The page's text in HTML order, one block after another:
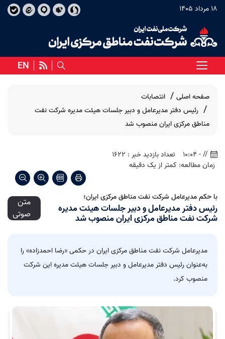
18 مرداد 1405
EN
صفحه اصلی
انتصابات
رئیس دفتر مدیرعامل و دبیر جلسات هیئت مدیره شرکت نفت
مناطق مرکزی ایران منصوب شد
// - 10:04
تعداد بازدید خبر : 1622
زمان مطالعه: کمتر از یک دقیقه
با حکم مدیرعامل شرکت نفت مناطق مرکزی ایران؛
رئیس دفتر مدیرعامل و دبیر جلسات هیئت مدیره
شرکت نفت مناطق مرکزی ایران منصوب شد
متن
صوتی
مدیرعامل شرکت نفت مناطق مرکزی ایران در حکمی «رضا احمدزاده» را
به‌عنوان رئیس دفتر مدیرعامل و دبیر جلسات هیئت مدیره این شرکت
منصوب کرد.